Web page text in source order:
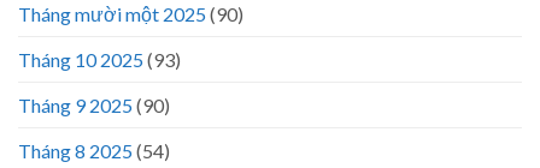
Tháng mười một 2025(90)
Tháng 10 2025(93)
Tháng 9 2025(90)
Tháng 8 2025(54)